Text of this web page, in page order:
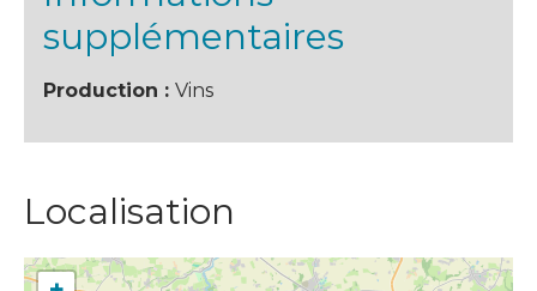
supplémentaires
Production : Vins
Localisation